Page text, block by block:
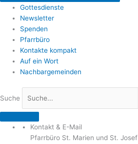
Gottesdienste
Newsletter
Spenden
Pfarrbüro
Kontakte kompakt
Auf ein Wort
Nachbargemeinden
Suche
Kontakt & E-Mail
Pfarrbüro St. Marien und St. Josef